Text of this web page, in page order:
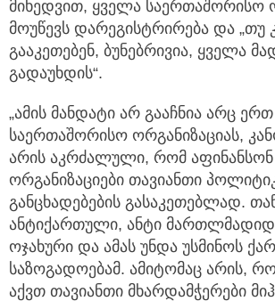
მიხედვით, ყველა საერთაშორისო
მოუწევს დარეგისტრირება და „თუ
გააკეთებენ, ბუნებრივია, ყველა
გადაუხდის“.
„ამის მანდატი არ გააჩნია არც ერთ
საერთაშორისო ორგანიზაციას,
არის აკრძალული, რომ
ორგანიზაციები თავიანთი
განცხადებების გასაკეთებლად.
ანტიქართული, ანტი
ოჯახური და ამას უნდა უსმინოს
საზოგადოებამ. ამიტომაც არის,
აქვთ თავიანთი მხარდამჭერები